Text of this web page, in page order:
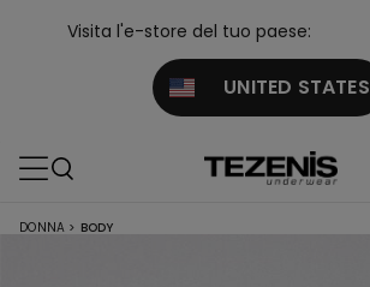
Visita l'e-store del tuo paese:
UNITED STATES
DONNA > BODY